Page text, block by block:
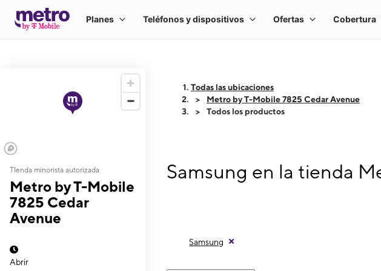
TIenda minorista autorizada
Metro by T-Mobile
7825 Cedar
Avenue
Abrir
Todas las ubicaciones
Metro by T-Mobile 7825 Cedar Avenue
Todos los productos
Samsung en la tienda
Samsung